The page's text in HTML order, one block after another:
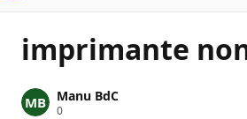
imprimante
Manu BdC
0P